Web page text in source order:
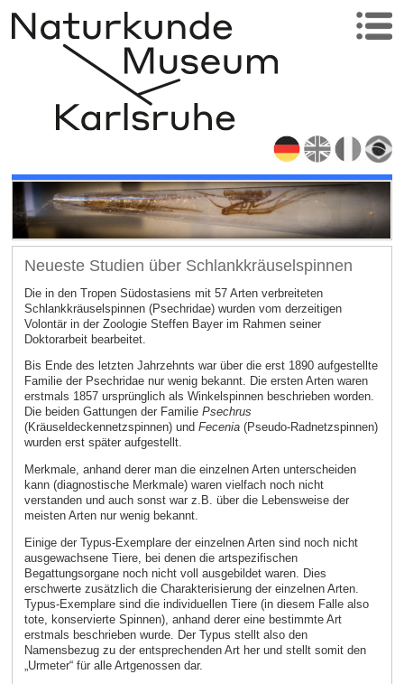
Neueste Studien über Schlankkräuselspinnen
Die in den Tropen Südostasiens mit 57 Arten verbreiteten
Schlankkräuselspinnen (Psechridae) wurden vom derzeitigen
Volontär in der Zoologie Steffen Bayer im Rahmen seiner
Doktorarbeit bearbeitet.
Bis Ende des letzten Jahrzehnts war über die erst 1890 aufgestellte
Familie der Psechridae nur wenig bekannt. Die ersten Arten waren
erstmals 1857 ursprünglich als Winkelspinnen beschrieben worden.
Die beiden Gattungen der Familie Psechrus
(Kräuseldeckennetzspinnen) und Fecenia(Pseudo-Radnetzspinnen)
wurden erst später aufgestellt.
Merkmale, anhand derer man die einzelnen Arten unterscheiden
kann (diagnostische Merkmale) waren vielfach noch nicht
verstanden und auch sonst war z.B. über die Lebensweise der
meisten Arten nur wenig bekannt.
Einige der Typus-Exemplare der einzelnen Arten sind noch nicht
ausgewachsene Tiere, bei denen die artspezifischen
Begattungsorgane noch nicht voll ausgebildet waren. Dies
erschwerte zusätzlich die Charakterisierung der einzelnen Arten.
Typus-Exemplare sind die individuellen Tiere (in diesem Falle also
tote, konservierte Spinnen), anhand derer eine bestimmte Art
erstmals beschrieben wurde. Der Typus stellt also den
Namensbezug zu der entsprechenden Art her und stellt somit den
„Urmeter“ für alle Artgenossen dar.